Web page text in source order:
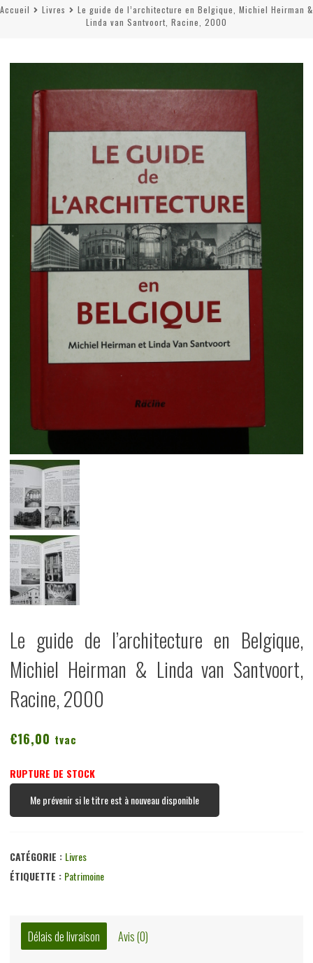
Accueil Livres
Le guide de l’architecture en Belgique, Michiel Heirman &
Linda van Santvoort, Racine, 2000
Le guide de l’architecture en Belgique,
Michiel Heirman & Linda van Santvoort,
Racine, 2000
€16,00 tvac
RUPTURE DE STOCK
Me prévenir si le titre est à nouveau disponible
CATÉGORIE : Livres
ÉTIQUETTE : Patrimoine
Délais de livraison Avis (0)